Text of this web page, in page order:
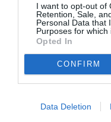
I want to opt-out of
Retention, Sale,
Personal Data that
Purposes for which
Opted In
CONFIRM
Data Deletion